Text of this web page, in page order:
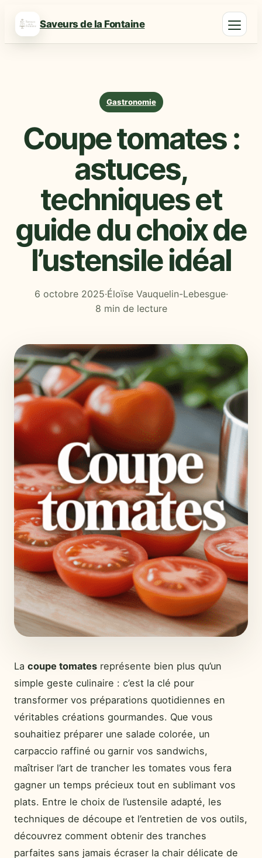
Saveurs de la Fontaine
Gastronomie
Coupe tomates :
astuces,
techniques et
guide du choix de
l’ustensile idéal
6 octobre 2025·Éloïse Vauquelin-Lebesgue·
8 min de lecture
La coupe tomates représente bien plus qu’un
simple geste culinaire : c’est la clé pour
transformer vos préparations quotidiennes en
véritables créations gourmandes. Que vous
souhaitiez préparer une salade colorée, un
carpaccio raffiné ou garnir vos sandwichs,
maîtriser l’art de trancher les tomates vous fera
gagner un temps précieux tout en sublimant vos
plats. Entre le choix de l’ustensile adapté, les
techniques de découpe et l’entretien de vos outils,
découvrez comment obtenir des tranches
parfaites sans jamais écraser la chair délicate de